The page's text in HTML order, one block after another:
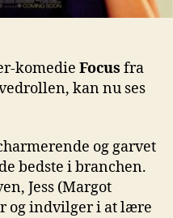
komedie Focus fra
kan nu ses
og garvet
bedste i branchen.
Jess (Margot
og indvilger i at lære